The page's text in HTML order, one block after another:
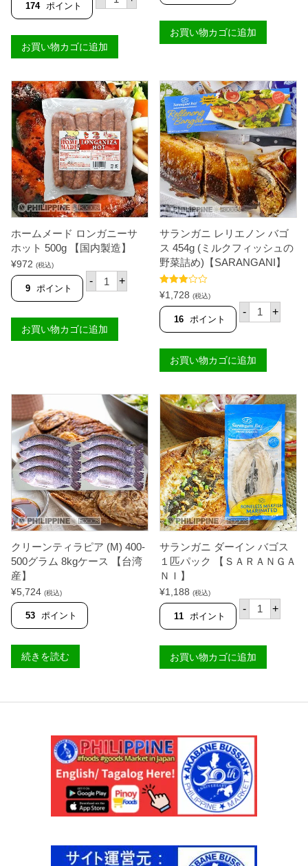
個
イ
ガ
ー
174 ポイント
ラ
ニ
ダ
ー
ン
バ
ゴ
ス
１
匹
パ
ッ
ク
ケ
ー
ス
【
Ａ
Ｒ
Ａ
Ｎ
Ｇ
Ａ
】
個
お買い物カゴに追加
0
0
-
0
グ
ラ
ム
8
k
g
ケ
ー
ス
【
台
湾
産
】
個
お買い物カゴに追加
ホームメード ロンガニーサ
ホット 500g 【国内製造】
¥972 (税込)
9 ポイント
- ホ
ー
ー
ド
ロ
サ
ホ
ッ
ト
5
0
0
g
【
国
内
製
造
個
+
お買い物カゴに追加
サランガニ レリエノン バゴ
ス 454g (ミルクフィッシュの
野菜詰め)【SARANGANI】
5段階
中3.00
の評価
¥1,728 (税込)
16 ポイント
- サ
ラ
ニ
レ
リ
ノ
ン
バ
ゴ
ス
4
5
4
g
(
ミ
ル
ク
ィ
ッ
野
菜
)
【
S
A
A
】
個
+
お買い物カゴに追加
クリーンティラピア (M) 400-
500グラム 8kgケース 【台湾
産】
¥5,724 (税込)
53 ポイント
続きを読む
サランガニ ダーイン バゴス
１匹パック 【ＳＡＲＡＮＧＡ
ＮＩ】
¥1,188 (税込)
11 ポイント
- サ
ラ
ニ
ダ
ー
バ
１
ッ
ク
【
Ａ
Ｎ
+
お買い物カゴに追加